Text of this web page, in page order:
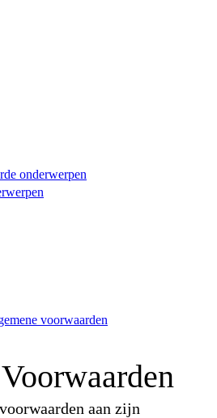
onderwerpen
voorwaarden
aan zijn